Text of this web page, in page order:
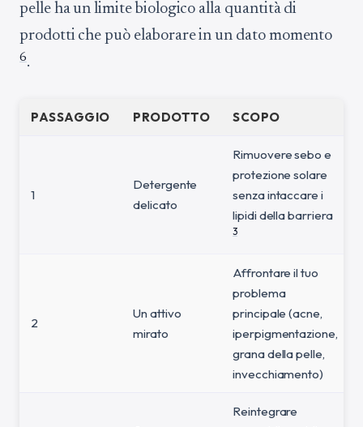
pelle ha un limite biologico alla quantità di
prodotti che può elaborare in un dato momento
6.
PASSAGGIO PRODOTTO SCOPO
1
Detergente
delicato
Rimuovere sebo e
protezione solare
senza intaccare i
lipidi della barriera
3
2
Un attivo
mirato
Affrontare il tuo
problema
principale (acne,
iperpigmentazione,
grana della pelle,
invecchiamento)
Reintegrare